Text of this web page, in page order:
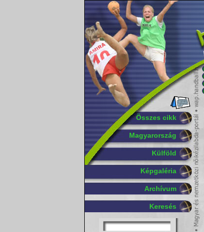
Összes cikk
Magyarország
Külföld
Képgaléria
Archívum
Keresés